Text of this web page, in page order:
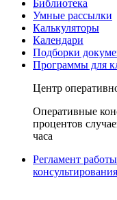
Библиотека
Умные рассылки
Калькуляторы
Календари
Подборки
Программы для
Центр
Оперативные
процентов
часа
Регламент
консультирования